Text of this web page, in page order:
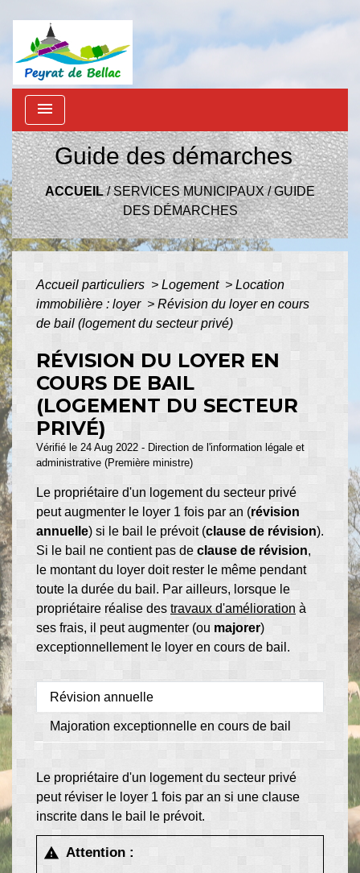
menu
Guide des démarches
ACCUEIL/SERVICES MUNICIPAUX/GUIDE
DES DÉMARCHES
Accueil particuliers > Logement > Location
immobilière : loyer > Révision du loyer en cours
de bail (logement du secteur privé)
RÉVISION DU LOYER EN
COURS DE BAIL
(LOGEMENT DU SECTEUR
PRIVÉ)
Vérifié le 24 Aug 2022 - Direction de l'information légale et
administrative (Première ministre)
Le propriétaire d'un logement du secteur privé
peut augmenter le loyer 1 fois par an (révision
annuelle) si le bail le prévoit (clause de révision).
Si le bail ne contient pas de clause de révision,
le montant du loyer doit rester le même pendant
toute la durée du bail. Par ailleurs, lorsque le
propriétaire réalise des travaux d'amélioration à
ses frais, il peut augmenter (ou majorer)
exceptionnellement le loyer en cours de bail.
Révision annuelle
Majoration exceptionnelle en cours de bail
Le propriétaire d'un logement du secteur privé
peut réviser le loyer 1 fois par an si une clause
inscrite dans le bail le prévoit.
warning Attention :